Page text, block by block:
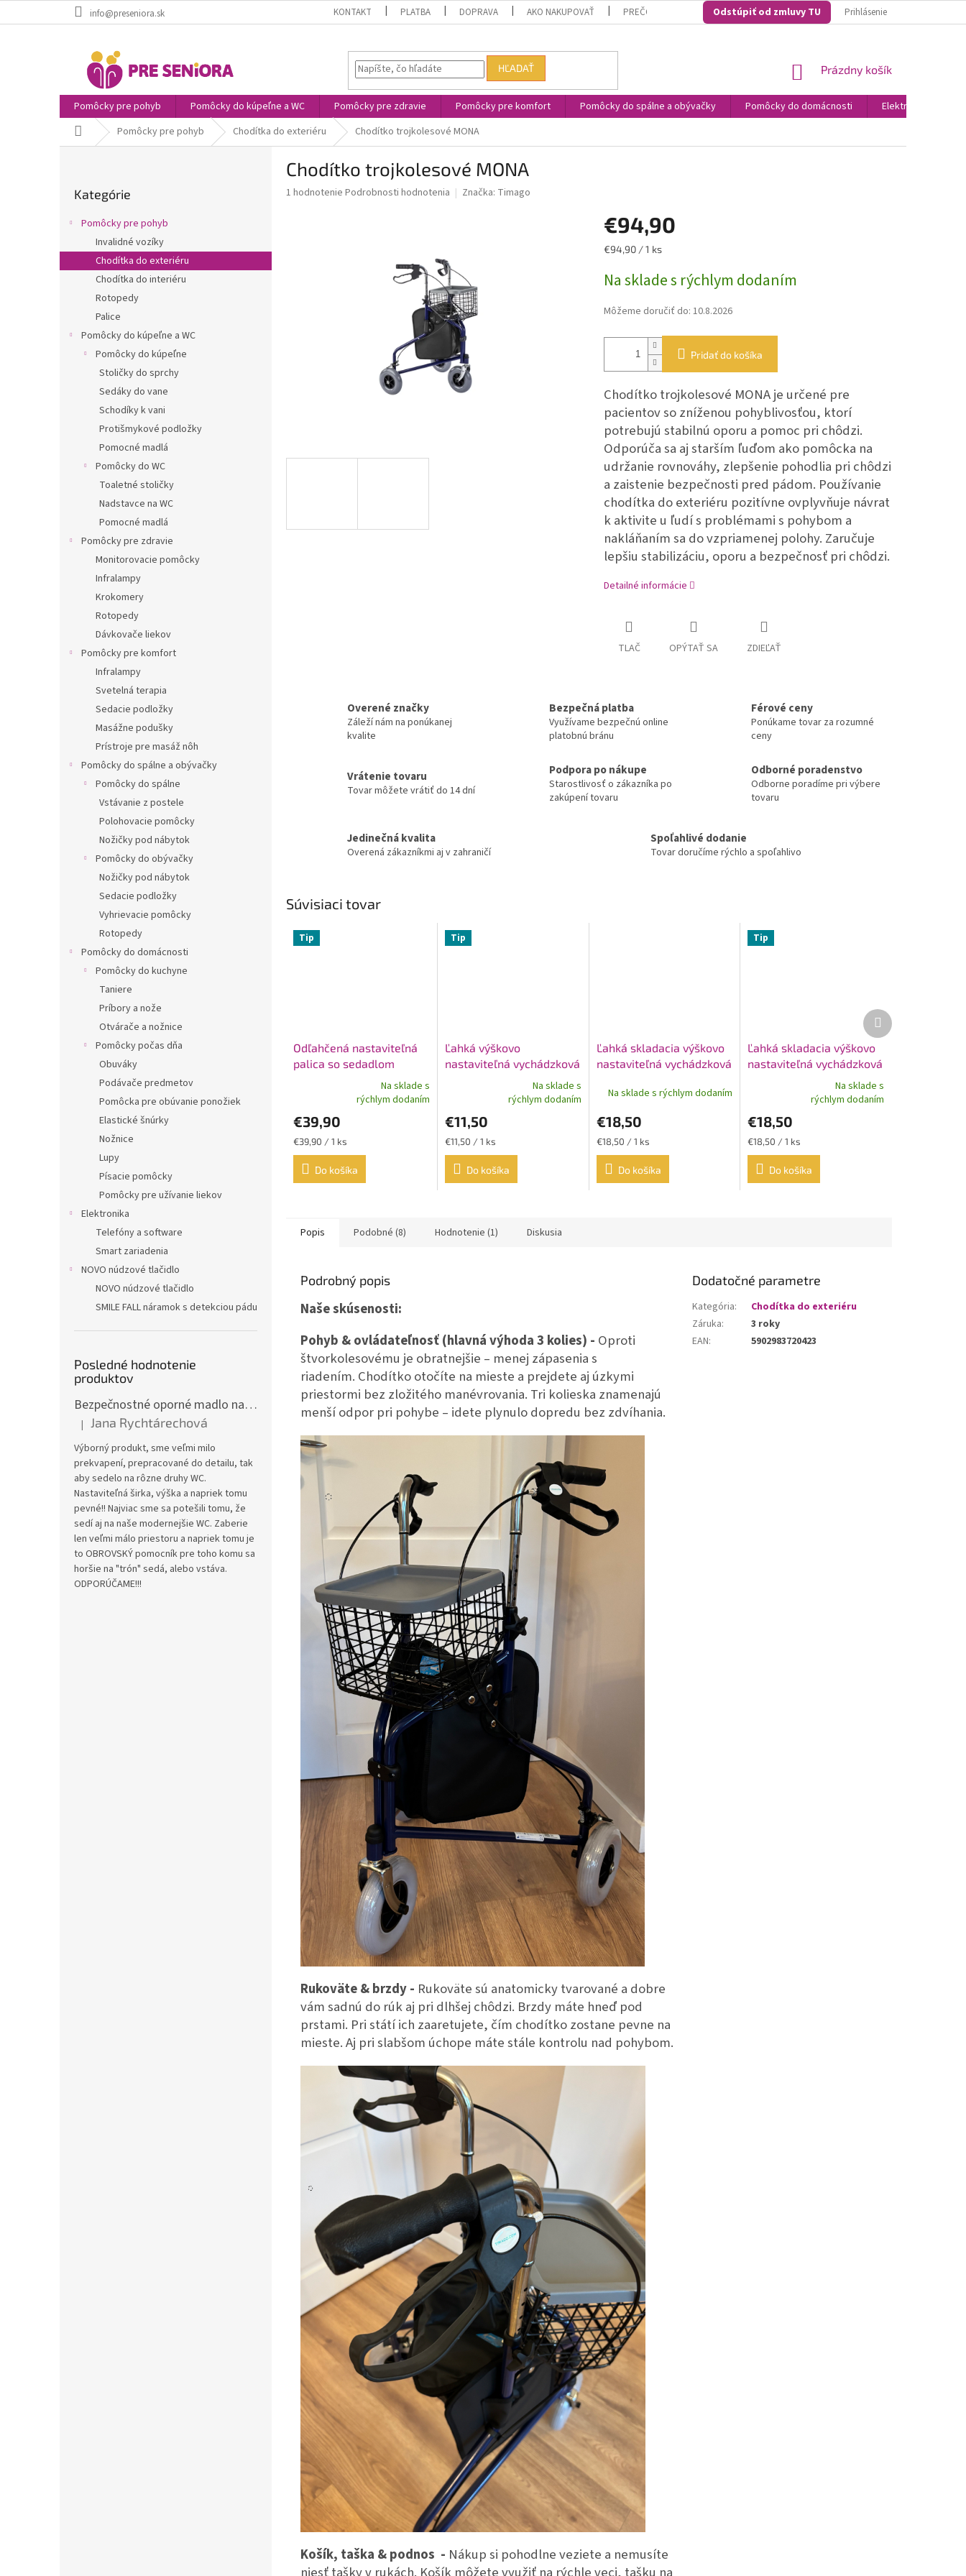
info@preseniora.sk KONTAKT PLATBA DOPRAVA AKO NAKUPOVAŤ PREČO NAKUPOVAŤ U NÁS? ...NAŠE KONKURENČNÉ VÝHODY
Odstúpiť od zmluvy TU Prihlásenie
HĽADAŤ
NÁKUPNÝ
Prázdny košík
Pomôcky pre pohyb Pomôcky do kúpeľne a WC Pomôcky pre zdravie Pomôcky pre komfort Pomôcky do spálne a obývačky Pomôcky do domácnosti Elektronika
DomovPomôcky pre pohyb Chodítka do exteriéru Chodítko trojkolesové MONA
a
kategórie
Kategórie
Pomôcky pre pohyb
Invalidné vozíky
Chodítka do exteriéru
Chodítka do interiéru
Rotopedy
Palice
Pomôcky do kúpeľne a WC
Pomôcky do kúpeľne
Stoličky do sprchy
Sedáky do vane
Schodíky k vani
Protišmykové podložky
Pomocné madlá
Pomôcky do WC
Toaletné stoličky
Nadstavce na WC
Pomocné madlá
Pomôcky pre zdravie
Monitorovacie pomôcky
Infralampy
Krokomery
Rotopedy
Dávkovače liekov
Pomôcky pre komfort
Infralampy
Svetelná terapia
Sedacie podložky
Masážne podušky
Prístroje pre masáž nôh
Pomôcky do spálne a obývačky
Pomôcky do spálne
Vstávanie z postele
Polohovacie pomôcky
Nožičky pod nábytok
Pomôcky do obývačky
Nožičky pod nábytok
Sedacie podložky
Vyhrievacie pomôcky
Rotopedy
Pomôcky do domácnosti
Pomôcky do kuchyne
Taniere
Príbory a nože
Otvárače a nožnice
Pomôcky počas dňa
Obuváky
Podávače predmetov
Pomôcka pre obúvanie ponožiek
Elastické šnúrky
Nožnice
Lupy
Písacie pomôcky
Pomôcky pre užívanie liekov
Elektronika
Telefóny a software
Smart zariadenia
NOVO núdzové tlačidlo
NOVO núdzové tlačidlo
SMILE FALL náramok s detekciou pádu
Posledné hodnotenie
produktov
Bezpečnostné oporné madlo na WC JMC-C 5300KD
Hodnotenie produktu je 5 z 5 hviezdičiek.
| Jana Rychtárechová
Výborný produkt, sme veľmi milo
prekvapení, prepracované do detailu, tak
aby sedelo na rôzne druhy WC.
Nastaviteľná širka, výška a napriek tomu
pevné!! Najviac sme sa potešili tomu, že
sedí aj na naše modernejšie WC. Zaberie
len veľmi málo priestoru a napriek tomu je
to OBROVSKÝ pomocník pre toho komu sa
horšie na "trón" sedá, alebo vstáva.
ODPORÚČAME!!!
Chodítko trojkolesové MONA
Priemerné
1 hodnotenie Podrobnosti hodnotenia Značka: Timago
€94,90
Jednotková
€94,90 / 1 ks
Na sklade s rýchlym dodaním
Môžeme doručiť do: 10.8.2026
Pridať do košíka
Chodítko trojkolesové MONA je určené pre
pacientov so zníženou pohyblivosťou, ktorí
potrebujú stabilnú oporu a pomoc pri chôdzi.
Odporúča sa aj starším ľuďom ako pomôcka na
udržanie rovnováhy, zlepšenie pohodlia pri chôdzi
a zaistenie bezpečnosti pred pádom. Používanie
chodítka do exteriéru pozitívne ovplyvňuje návrat
k aktivite u ľudí s problémami s pohybom a
nakláňaním sa do vzpriamenej polohy. Zaručuje
lepšiu stabilizáciu, oporu a bezpečnosť pri chôdzi.
Detailné informácie
TLAČ OPÝTAŤ SA ZDIEĽAŤ
Overené značky
Záleží nám na ponúkanej
kvalite
Bezpečná platba
Využívame bezpečnú online
platobnú bránu
Férové ceny
Ponúkame tovar za rozumné
ceny
Vrátenie tovaru
Tovar môžete vrátiť do 14 dní
Podpora po nákupe
Starostlivosť o zákazníka po
zakúpení tovaru
Odborné poradenstvo
Odborne poradíme pri výbere
tovaru
Jedinečná kvalita
Overená zákazníkmi aj v zahraničí
Spoľahlivé dodanie
Tovar doručíme rýchlo a spoľahlivo
Súvisiaci tovar
Tip
Odľahčená nastaviteľná
palica so sedadlom
produktu
je
5,0
Na sklade s
rýchlym dodaním
€39,90
Jednotková
cena:
€39,90 / 1 ks
Do košíka
Tip
Ľahká výškovo
nastaviteľná vychádzková
produktu
je
4,5
Na sklade s
rýchlym dodaním
€11,50
Jednotková
cena:
€11,50 / 1 ks
Do košíka
Ľahká skladacia výškovo
nastaviteľná vychádzková
Na sklade s rýchlym dodaním
€18,50
Jednotková
cena:
€18,50 / 1 ks
Do košíka
Tip
Ľahká skladacia výškovo
nastaviteľná vychádzková
palica PrimeTim modrá
produktu
je
5,0
Na sklade s
rýchlym dodaním
€18,50
Jednotková
cena:
€18,50 / 1 ks
Do košíka
Ďalší
produkt
Popis Podobné (8) Hodnotenie (1) Diskusia
Podrobný popis
Naše skúsenosti:
Pohyb & ovládateľnosť (hlavná výhoda 3 kolies) - Oproti
štvorkolesovému je obratnejšie – menej zápasenia s
riadením. Chodítko otočíte na mieste a prejdete aj úzkymi
priestormi bez zložitého manévrovania. Tri kolieska znamenajú
menší odpor pri pohybe – idete plynulo dopredu bez zdvíhania.
Rukoväte & brzdy - Rukoväte sú anatomicky tvarované a dobre
vám sadnú do rúk aj pri dlhšej chôdzi. Brzdy máte hneď pod
prstami. Pri státí ich zaaretujete, čím chodítko zostane pevne na
mieste. Aj pri slabšom úchope máte stále kontrolu nad pohybom.
Košík, taška & podnos - Nákup si pohodlne veziete a nemusíte
niesť tašky v rukách. Košík môžete využiť na rýchle veci, tašku na
Dodatočné parametre
Kategória:
Chodítka do exteriéru
Záruka:
3 roky
EAN: 5902983720423